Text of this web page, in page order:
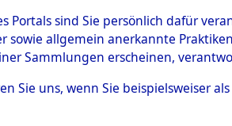
Portals sind Sie persönlich dafür
sowie allgemein anerkannte
Sammlungen erscheinen,
Sie uns, wenn Sie beispielsweiser